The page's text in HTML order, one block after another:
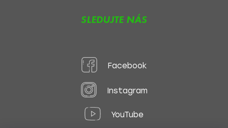
SLEDUJTE NÁS
Facebook
Instagram
YouTube